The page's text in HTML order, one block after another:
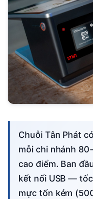
Chuỗi Tân Phát có 5 chi nhánh ở TP.HCM,
mỗi chi nhánh
cao điểm. Ban
kết nối USB —
mực tốn kém